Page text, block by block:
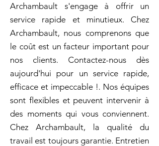
Archambault s'engage à offrir un
service rapide et minutieux. Chez
Archambault, nous comprenons que
le coût est un facteur important pour
nos clients. Contactez-nous dès
aujourd'hui pour un service rapide,
efficace et impeccable !. Nos équipes
sont flexibles et peuvent intervenir à
des moments qui vous conviennent.
Chez Archambault, la qualité du
travail est toujours garantie. Entretien